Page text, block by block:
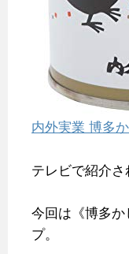
内外実業 博多
テレビで紹介さ
今回は《博多か
プ。